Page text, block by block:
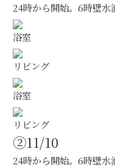
24時から開始。6時壁水
浴室
リビング
浴室
リビング
②11/10
24時から開始。6時壁水